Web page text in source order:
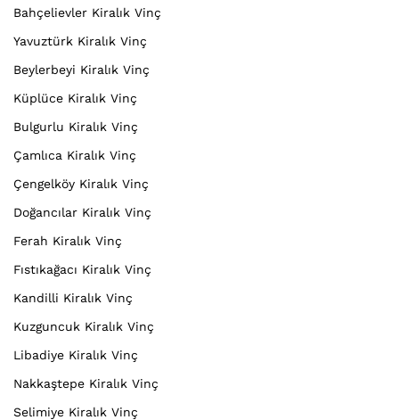
Bahçelievler Kiralık Vinç
Yavuztürk Kiralık Vinç
Beylerbeyi Kiralık Vinç
Küplüce Kiralık Vinç
Bulgurlu Kiralık Vinç
Çamlıca Kiralık Vinç
Çengelköy Kiralık Vinç
Doğancılar Kiralık Vinç
Ferah Kiralık Vinç
Fıstıkağacı Kiralık Vinç
Kandilli Kiralık Vinç
Kuzguncuk Kiralık Vinç
Libadiye Kiralık Vinç
Nakkaştepe Kiralık Vinç
Selimiye Kiralık Vinç